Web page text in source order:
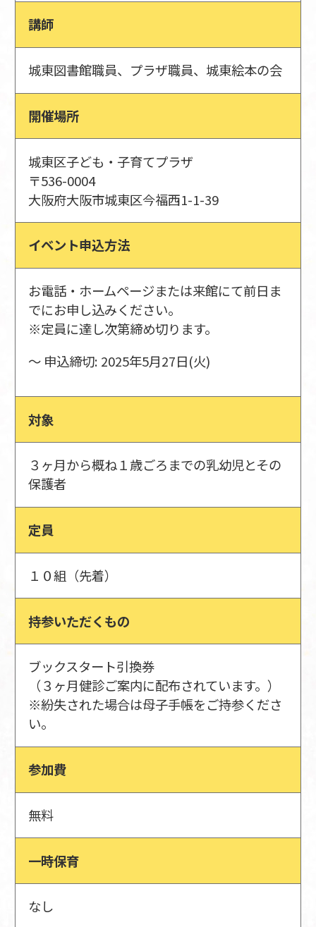
講師
城東図書館職員、プラザ職員、城東絵本の会
開催場所
城東区子ども・子育てプラザ
〒536-0004
大阪府大阪市城東区今福西1-1-39
イベント申込方法
お電話・ホームページまたは来館にて前日ま
でにお申し込みください。
※定員に達し次第締め切ります。
〜 申込締切: 2025年5月27日(火)
対象
３ヶ月から概ね１歳ごろまでの乳幼児とその
保護者
定員
１０組（先着）
持参いただくもの
ブックスタート引換券
（３ヶ月健診ご案内に配布されています。）
※紛失された場合は母子手帳をご持参くださ
い。
参加費
無料
一時保育
なし